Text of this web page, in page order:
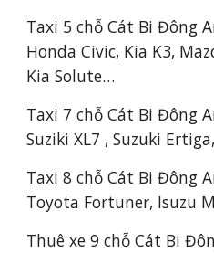
Taxi 5 chỗ Cát Bi Đông
Honda Civic, Kia K3,
Kia Solute…
Taxi 7 chỗ Cát Bi Đông
Suziki XL7 , Suzuki
Taxi 8 chỗ Cát Bi Đông
Toyota Fortuner, Isuzu
Thuê xe 9 chỗ Cát Bi